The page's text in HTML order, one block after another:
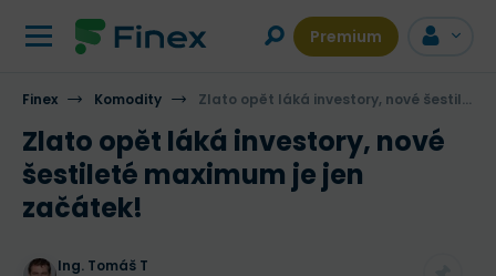
Premium
Finex Komodity Zlato opět láká investory, nové šestileté maximum je jen začátek!
Zlato opět láká investory, nové
šestileté maximum je jen
začátek!
Ing. Tomáš T